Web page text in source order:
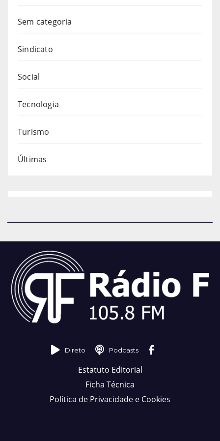
Sem categoria
Sindicato
Social
Tecnologia
Turismo
Últimas
Direto Podcasts
Estatuto Editorial
Ficha Técnica
Política de Privacidade e Cookies